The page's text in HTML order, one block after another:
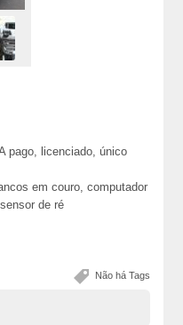
pago, licenciado, único
em couro, computador
de ré
Não há Tags